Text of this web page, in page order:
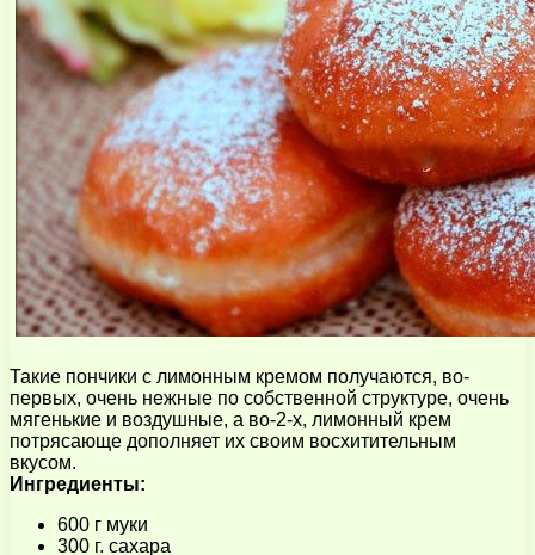
Такие пончики с лимонным кремом получаются, во-
первых, очень нежные по собственной структуре, очень
мягенькие и воздушные, а во-2-х, лимонный крем
потрясающе дополняет их своим восхитительным
вкусом.
Ингредиенты:
600 г муки
300 г. сахара